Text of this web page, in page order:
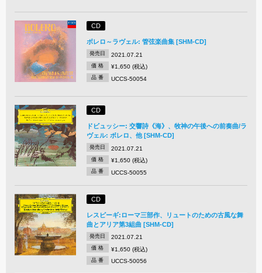
CD
ボレロ～ラヴェル: 管弦楽曲集 [SHM-CD]
発売日 2021.07.21
価 格 ¥1,650 (税込)
品 番 UCCS-50054
CD
ドビュッシー: 交響詩《海》、牧神の午後への前奏曲/ラ
ヴェル: ボレロ、他 [SHM-CD]
発売日 2021.07.21
価 格 ¥1,650 (税込)
品 番 UCCS-50055
CD
レスピーギ:ローマ三部作、リュートのための古風な舞
曲とアリア第3組曲 [SHM-CD]
発売日 2021.07.21
価 格 ¥1,650 (税込)
品 番 UCCS-50056